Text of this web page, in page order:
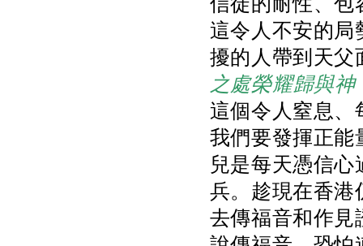
這令人不安的局
擾的人帶到天父
之處榮耀歸與
這個令人窒息、
我們要發揮正能
兒是每天憑信
兵。趁現在香港
去傳福音和作見